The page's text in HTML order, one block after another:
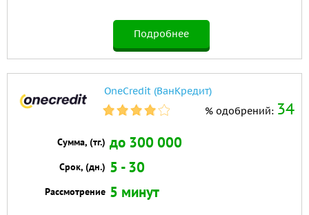
Подробнее
OneCredit (ВанКредит)
% одобрений: 34
Сумма, (тг.) до 300 000
Срок, (дн.) 5 - 30
Рассмотрение 5 минут